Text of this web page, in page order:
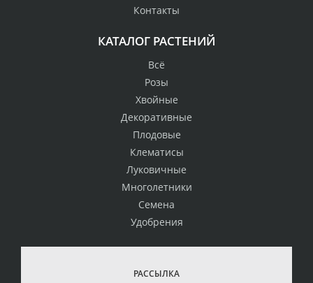
Контакты
КАТАЛОГ РАСТЕНИЙ
Всё
Розы
Хвойные
Декоративные
Плодовые
Клематисы
Луковичные
Многолетники
Семена
Удобрения
РАССЫЛКА